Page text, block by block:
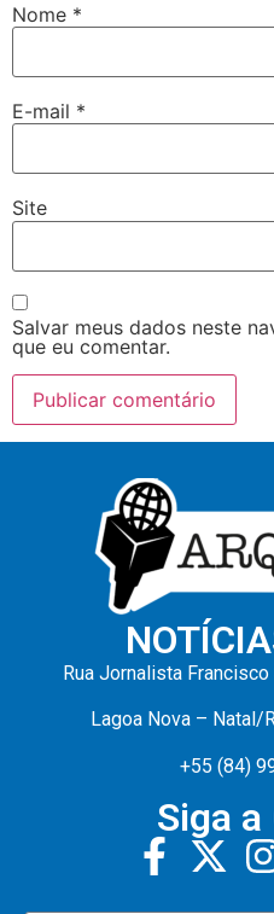
Nome *
E-mail *
Site
Salvar meus dados neste
que eu comentar.
Rua Jornalista
Lagoa Nova – Natal/
+55 (84)
Siga a